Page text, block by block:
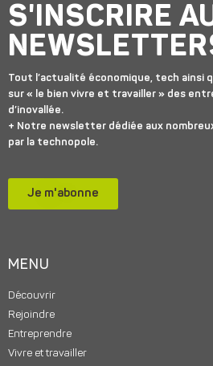
S'INSCRIRE
Tout l’actualité économique, tech ainsi
sur « le bien vivre et travailler » des
d’inovallée.
+ Notre newsletter dédiée aux
par la technopole.
Je m'abonne
MENU
Découvrir
Rejoindre
Entreprendre
Vivre et travailler